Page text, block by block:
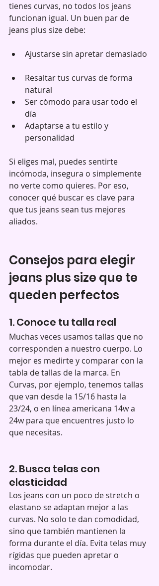
tienes curvas, no todos los jeans
funcionan igual. Un buen par de
jeans plus size debe:
Ajustarse sin apretar demasiado
Resaltar tus curvas de forma
natural
Ser cómodo para usar todo el
día
Adaptarse a tu estilo y
personalidad
Si eliges mal, puedes sentirte
incómoda, insegura o simplemente
no verte como quieres. Por eso,
conocer qué buscar es clave para
que tus jeans sean tus mejores
aliados.
Consejos para elegir
jeans plus size que te
queden perfectos
1. Conoce tu talla real
Muchas veces usamos tallas que no
corresponden a nuestro cuerpo. Lo
mejor es medirte y comparar con la
tabla de tallas de la marca. En
Curvas, por ejemplo, tenemos tallas
que van desde la 15/16 hasta la
23/24, o en línea americana 14w a
24w para que encuentres justo lo
que necesitas.
2. Busca telas con
elasticidad
Los jeans con un poco de stretch o
elastano se adaptan mejor a las
curvas. No solo te dan comodidad,
sino que también mantienen la
forma durante el día. Evita telas muy
rígidas que pueden apretar o
incomodar.